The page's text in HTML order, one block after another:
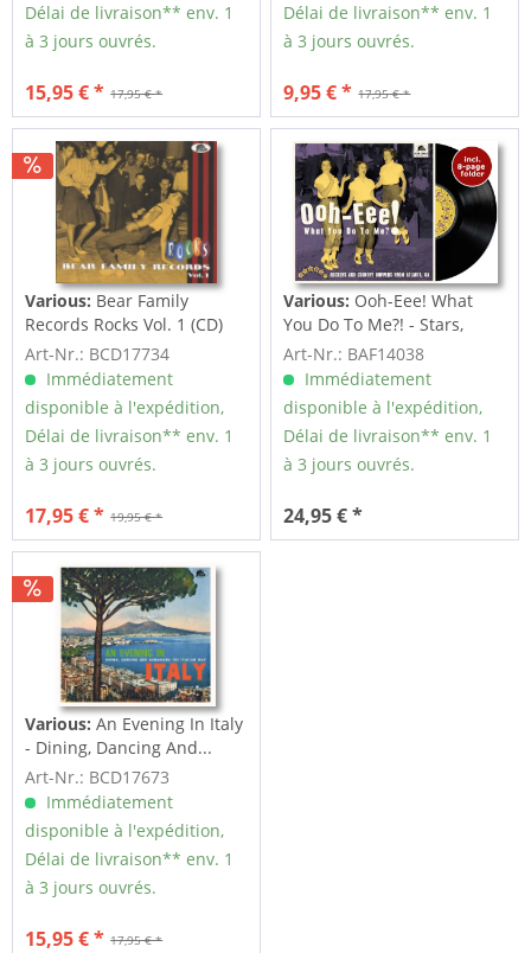
Délai de livraison** env. 1
à 3 jours ouvrés.
17,95 € *
15,95 € *
Délai de livraison** env. 1
à 3 jours ouvrés.
17,95 € *
9,95 € *
Various: Bear Family
Records Rocks Vol. 1 (CD)
Art-Nr.: BCD17734
Immédiatement
disponible à l'expédition,
Délai de livraison** env. 1
à 3 jours ouvrés.
19,95 € *
17,95 € *
Various: Ooh-Eee! What
You Do To Me?! - Stars,
Inc....
Art-Nr.: BAF14038
Immédiatement
disponible à l'expédition,
Délai de livraison** env. 1
à 3 jours ouvrés.
24,95 € *
Various:An Evening In Italy
- Dining, Dancing And...
Art-Nr.: BCD17673
Immédiatement
disponible à l'expédition,
Délai de livraison** env. 1
à 3 jours ouvrés.
17,95 € *
15,95 € *